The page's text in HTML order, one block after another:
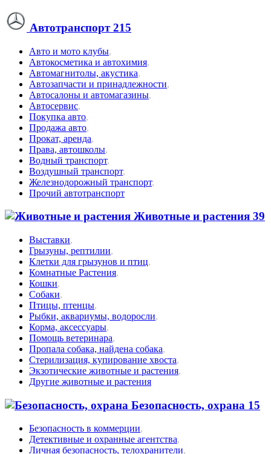
Автотранспорт215
Авто и мото клубы,
Автокосметика и автохимия,
Автомагнитолы, акустика,
Автозапчасти и принадлежности,
Автосалоны и автомагазины,
Автосервис,
Покупка авто,
Продажа авто,
Прокат, аренда,
Права, автошколы,
Водный транспорт,
Воздушный транспорт,
Железнодорожный транспорт,
Прочий автотранспорт
Животные и растения 39
Выставки,
Грызуны, рептилии,
Клетки для грызунов и птиц,
Комнатные Растения,
Кошки,
Собаки,
Птицы, птенцы,
Рыбки, аквариумы, водоросли,
Корма, аксессуары,
Помощь ветеринара,
Пропала собака, найдена собака,
Стерилизация, купирование хвоста,
Экзотические животные и растения,
Другие животные и растения
Безопасность, охрана 15
Безопасность в коммерции,
Детективные и охранные агентства,
Личная безопасность, телохранители,